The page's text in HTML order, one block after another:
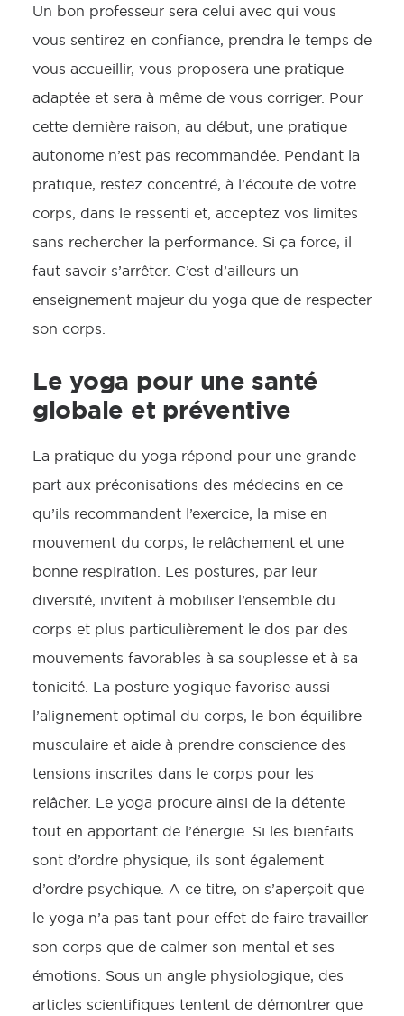
Un bon professeur sera celui avec qui vous
vous sentirez en confiance, prendra le temps de
vous accueillir, vous proposera une pratique
adaptée et sera à même de vous corriger. Pour
cette dernière raison, au début, une pratique
autonome n’est pas recommandée. Pendant la
pratique, restez concentré, à l’écoute de votre
corps, dans le ressenti et, acceptez vos limites
sans rechercher la performance. Si ça force, il
faut savoir s’arrêter. C’est d’ailleurs un
enseignement majeur du yoga que de respecter
son corps.
Le yoga pour une santé
globale et préventive
La pratique du yoga répond pour une grande
part aux préconisations des médecins en ce
qu’ils recommandent l’exercice, la mise en
mouvement du corps, le relâchement et une
bonne respiration. Les postures, par leur
diversité, invitent à mobiliser l’ensemble du
corps et plus particulièrement le dos par des
mouvements favorables à sa souplesse et à sa
tonicité. La posture yogique favorise aussi
l’alignement optimal du corps, le bon équilibre
musculaire et aide à prendre conscience des
tensions inscrites dans le corps pour les
relâcher. Le yoga procure ainsi de la détente
tout en apportant de l’énergie. Si les bienfaits
sont d’ordre physique, ils sont également
d’ordre psychique. A ce titre, on s’aperçoit que
le yoga n’a pas tant pour effet de faire travailler
son corps que de calmer son mental et ses
émotions. Sous un angle physiologique, des
articles scientifiques tentent de démontrer que